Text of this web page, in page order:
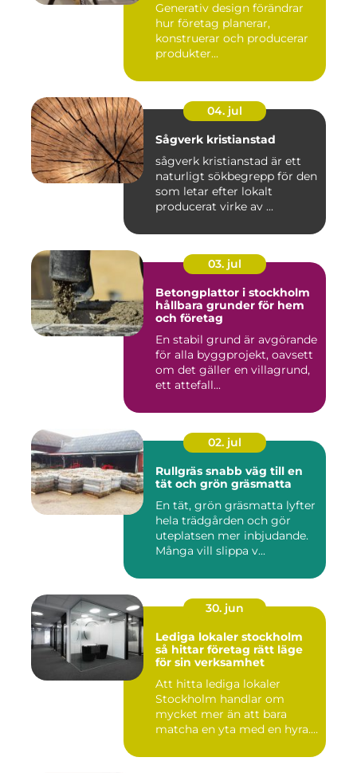
Generativ design förändrar
hur företag planerar,
konstruerar och producerar
produkter...
04. jul
Sågverk kristianstad
sågverk kristianstad är ett
naturligt sökbegrepp för den
som letar efter lokalt
producerat virke av ...
03. jul
Betongplattor i stockholm
hållbara grunder för hem
och företag
En stabil grund är avgörande
för alla byggprojekt, oavsett
om det gäller en villagrund,
ett attefall...
02. jul
Rullgräs snabb väg till en
tät och grön gräsmatta
En tät, grön gräsmatta lyfter
hela trädgården och gör
uteplatsen mer inbjudande.
Många vill slippa v...
30. jun
Lediga lokaler stockholm
så hittar företag rätt läge
för sin verksamhet
Att hitta lediga lokaler
Stockholm handlar om
mycket mer än att bara
matcha en yta med en hyra.